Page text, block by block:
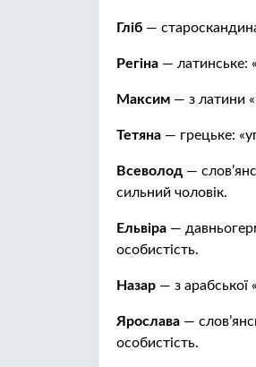
Гліб —
Регіна — латинське:
Максим — з латини
Тетяна — грецьке:
Всеволод —
сильний чоловік.
Ельвіра —
особистість.
Назар — з арабської
Ярослава —
особистість.